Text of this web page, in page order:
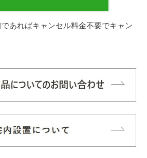
あればキャンセル料金不要でキャン